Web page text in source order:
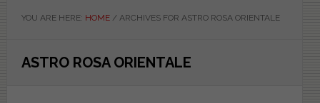
YOU ARE HERE: HOME /ARCHIVES FOR ASTRO ROSA ORIENTALE
ASTRO ROSA ORIENTALE